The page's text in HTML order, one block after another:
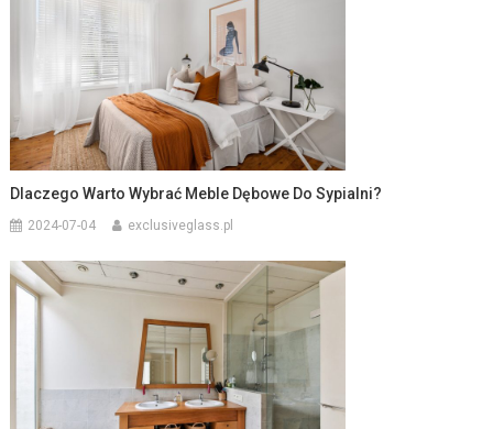
Dlaczego Warto Wybrać Meble Dębowe Do Sypialni?
2024-07-04 exclusiveglass.pl